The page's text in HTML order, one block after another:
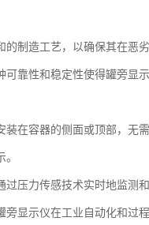
制造工艺，以确保其在恶
靠性和稳定性使得罐旁显
在容器的侧面或顶部，无
压力传感技术实时地监测
显示仪在工业自动化和过